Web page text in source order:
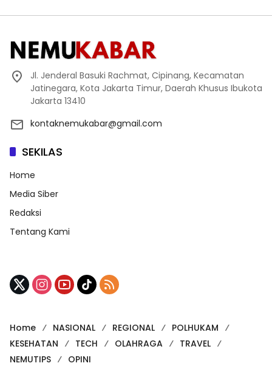
Jl. Jenderal Basuki Rachmat, Cipinang, Kecamatan
Jatinegara, Kota Jakarta Timur, Daerah Khusus Ibukota
Jakarta 13410
kontaknemukabar@gmail.com
SEKILAS
Home
Media Siber
Redaksi
Tentang Kami
Home NASIONAL REGIONAL
POLHUKAM
KESEHATAN
TECH OLAHRAGA
TRAVEL
NEMUTIPS
OPINI